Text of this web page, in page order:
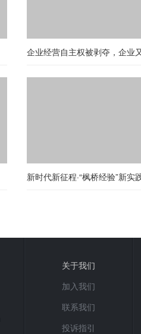
关于我们
加入我们
联系我们
投诉指引